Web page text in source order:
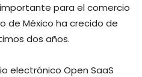
para el comercio
de México ha crecido de
dos años.
electrónico Open SaaS